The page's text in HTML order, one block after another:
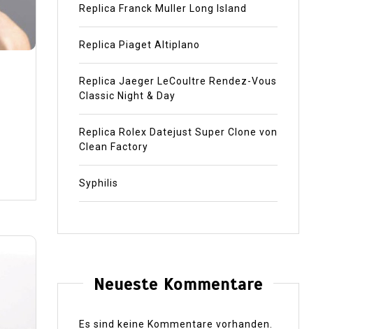
Replica Franck Muller Long Island
Replica Piaget Altiplano
Replica Jaeger LeCoultre Rendez-Vous
Classic Night & Day
Replica Rolex Datejust Super Clone von
Clean Factory
Syphilis
Neueste Kommentare
Es sind keine Kommentare vorhanden.